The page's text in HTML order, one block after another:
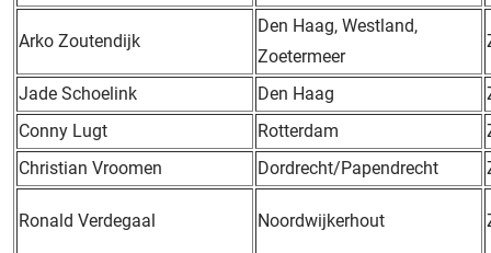
Arko Zoutendijk
Den Haag, Westland,
Zoetermeer
Jade Schoelink Den Haag
Conny Lugt
Rotterdam
Christian Vroomen
Dordrecht/Papendrecht
Ronald Verdegaal Noordwijkerhout